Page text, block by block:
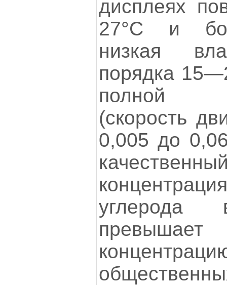
дисплеях
27°C и
низкая
порядка
полной
(скорость
0,005 до